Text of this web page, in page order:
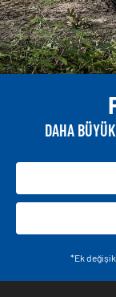
DAHA
*Ek